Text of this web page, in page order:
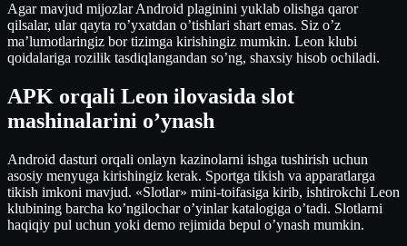
Agar mavjud mijozlar Android plaginini yuklab olishga qaror
qilsalar, ular qayta ro’yxatdan o’tishlari shart emas. Siz o’z
ma’lumotlaringiz bor tizimga kirishingiz mumkin. Leon klubi
qoidalariga rozilik tasdiqlangandan so’ng, shaxsiy hisob ochiladi.
APK orqali Leon ilovasida slot
mashinalarini o’ynash
Android dasturi orqali onlayn kazinolarni ishga tushirish uchun
asosiy menyuga kirishingiz kerak. Sportga tikish va apparatlarga
tikish imkoni mavjud. «Slotlar» mini-toifasiga kirib, ishtirokchi Leon
klubining barcha ko’ngilochar o’yinlar katalogiga o’tadi. Slotlarni
haqiqiy pul uchun yoki demo rejimida bepul o’ynash mumkin.